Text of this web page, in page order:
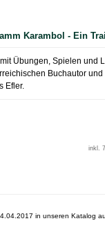
Karambol - Ein
Übungen, Spielen und
Buchautor
Efler.
inkl.
in unseren Katalog